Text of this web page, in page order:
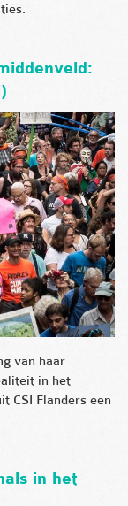
van haar
in het
CSI Flanders een
in het